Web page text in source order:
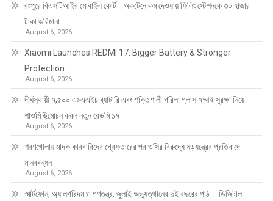
রংপুরে বিএসটিআইর মোবাইল কোর্ট : অকটেনে কম দেওয়ায় ফিলিং স্টেশনকে ৩০ হাজার
টাকা জরিমানা
August 6, 2026
Xiaomi Launches REDMI 17: Bigger Battery & Stronger
Protection
August 6, 2026
দীর্ঘস্থায়ী ৭,৫০০ এমএএইচ ব্যাটারি এবং শক্তিশালী গরিলা গ্লাস ৭আই সুরক্ষা নিয়ে
শাওমি উন্মোচন করল নতুন রেডমি ১৭
August 6, 2026
শরণখোলায় মাদক কারবারিদের গ্রেফতারের পর ওসির বিরুদ্ধে ষড়যন্ত্রের প্রতিবাদে
মানববন্ধন
August 6, 2026
স্মার্টফোন, অ্যালগরিদম ও গণতন্ত্র: জুলাই অভ্যুত্থানের দুই বছরের পাঠ : ডিজিটাল